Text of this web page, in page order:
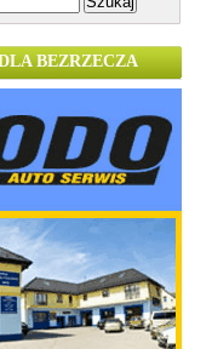
BEZRZECZA